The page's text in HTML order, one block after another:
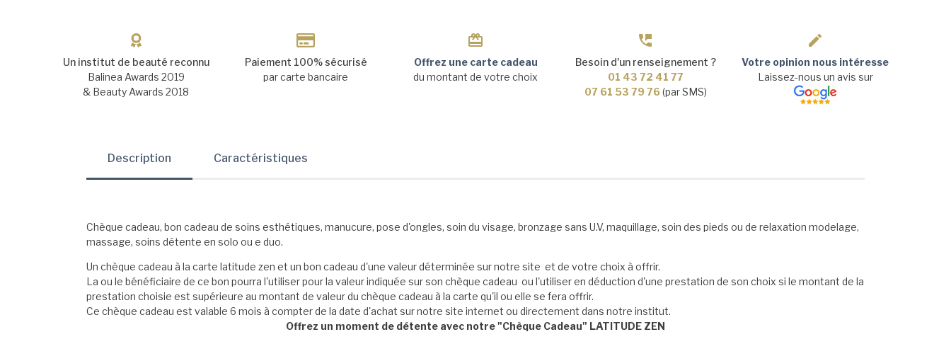
Un institut de beauté reconnu
Balinea Awards 2019
& Beauty Awards 2018
Paiement 100% sécurisé
par carte bancaire
Offrez une carte cadeau
du montant de votre choix
Besoin d'un renseignement ?
01 43 72 41 77
07 61 53 79 76 (par SMS)
Votre opinion nous intéresse
Laissez-nous un avis sur
Description Caractéristiques
Chèque cadeau, bon cadeau de soins esthétiques, manucure, pose d'ongles, soin du visage, bronzage sans U.V, maquillage, soin des pieds ou de relaxation modelage,
massage, soins détente en solo ou e duo.
Un chèque cadeau à la carte latitude zen et un bon cadeau d'une valeur déterminée sur notre site et de votre choix à offrir.
La ou le bénéficiaire de ce bon pourra l'utiliser pour la valeur indiquée sur son chèque cadeau ou l'utiliser en déduction d'une prestation de son choix si le montant de la
prestation choisie est supérieure au montant de valeur du chèque cadeau à la carte qu'il ou elle se fera offrir.
Ce chèque cadeau est valable 6 mois à compter de la date d'achat sur notre site internet ou directement dans notre institut.
Offrez un moment de détente avec notre "Chèque Cadeau" LATITUDE ZEN